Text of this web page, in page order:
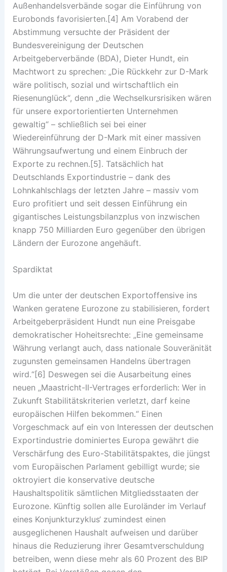
Außenhandelsverbände sogar die Einführung von
Eurobonds favorisierten.[4] Am Vorabend der
Abstimmung versuchte der Präsident der
Bundesvereinigung der Deutschen
Arbeitgeberverbände (BDA), Dieter Hundt, ein
Machtwort zu sprechen: „Die Rückkehr zur D-Mark
wäre politisch, sozial und wirtschaftlich ein
Riesenunglück“, denn „die Wechselkursrisiken wären
für unsere exportorientierten Unternehmen
gewaltig“ – schließlich sei bei einer
Wiedereinführung der D-Mark mit einer massiven
Währungsaufwertung und einem Einbruch der
Exporte zu rechnen.[5]. Tatsächlich hat
Deutschlands Exportindustrie – dank des
Lohnkahlschlags der letzten Jahre – massiv vom
Euro profitiert und seit dessen Einführung ein
gigantisches Leistungsbilanzplus von inzwischen
knapp 750 Milliarden Euro gegenüber den übrigen
Ländern der Eurozone angehäuft.
Spardiktat
Um die unter der deutschen Exportoffensive ins
Wanken geratene Eurozone zu stabilisieren, fordert
Arbeitgeberpräsident Hundt nun eine Preisgabe
demokratischer Hoheitsrechte: „Eine gemeinsame
Währung verlangt auch, dass nationale Souveränität
zugunsten gemeinsamen Handelns übertragen
wird.“[6] Deswegen sei die Ausarbeitung eines
neuen „Maastricht-II-Vertrages erforderlich: Wer in
Zukunft Stabilitätskriterien verletzt, darf keine
europäischen Hilfen bekommen.“ Einen
Vorgeschmack auf ein von Interessen der deutschen
Exportindustrie dominiertes Europa gewährt die
Verschärfung des Euro-Stabilitätspaktes, die jüngst
vom Europäischen Parlament gebilligt wurde; sie
oktroyiert die konservative deutsche
Haushaltspolitik sämtlichen Mitgliedsstaaten der
Eurozone. Künftig sollen alle Euroländer im Verlauf
eines Konjunkturzyklus‘ zumindest einen
ausgeglichenen Haushalt aufweisen und darüber
hinaus die Reduzierung ihrer Gesamtverschuldung
betreiben, wenn diese mehr als 60 Prozent des BIP